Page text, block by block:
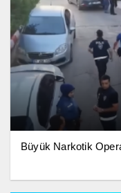
Büyük Narkotik